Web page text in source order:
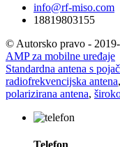
info@rf-miso.com
18819803155
© Autorsko pravo -
AMP za mobilne uređaje
Standardna antena s
radiofrekvencijska antena,
polarizirana antena,
Telefon